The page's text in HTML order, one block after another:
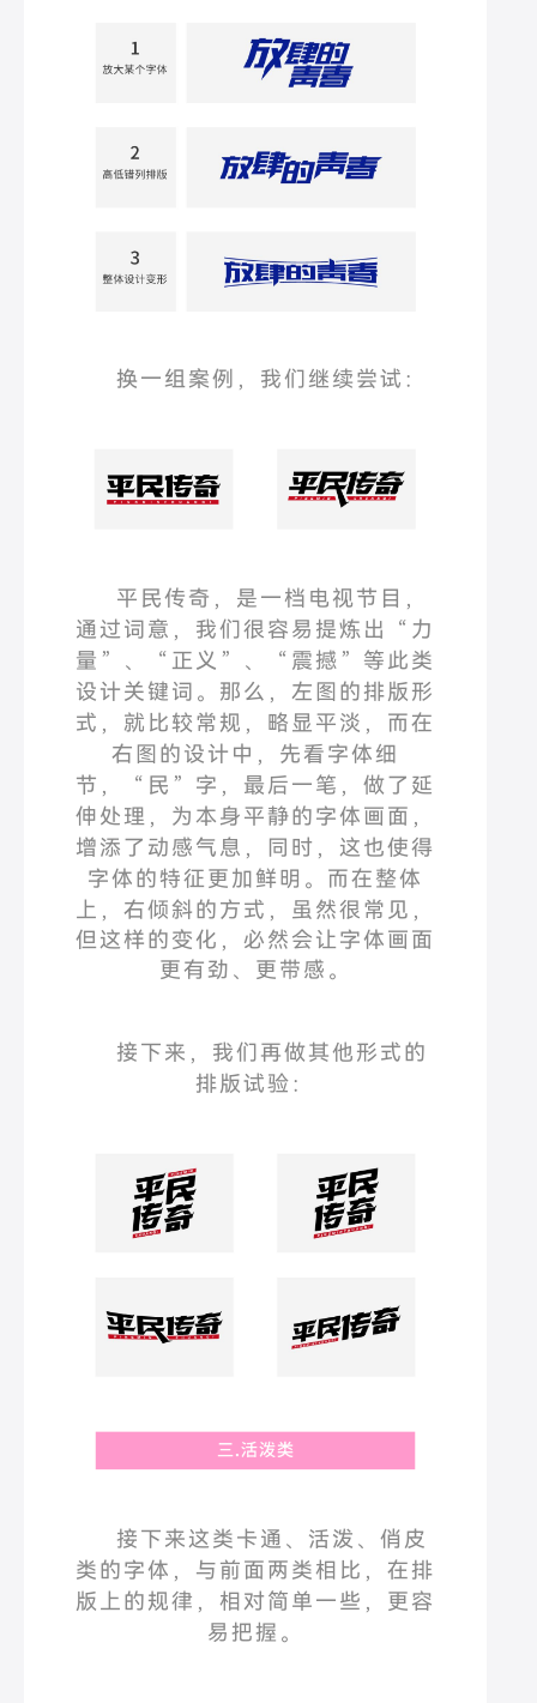
换一组案例，我们继续尝试：
平民传奇，是一档电视节目，
通过词意，我们很容易提炼出
“ 力
量 ” 、 “ 正义 ” 、 “ 震撼 ” 等此类
设计关键词。 那么，左图的排版形
式，就比较常规，略显平淡，而在
右图的设计中，先看字体细
节，
“ 民 ” 字，最后一笔，做了延
伸处理，为本身平静的字体画面，
增添了动感气息，同时，这也使得
字体的特征更加鲜明。 而在整体
上，右倾斜的方式，虽然很常见，
但这样的变化，必然会让字体画面
更有劲、更带感。
接下来，我们再做其他形式的
排版试验：
接下来这类卡通、活泼、俏皮
类的字体，与前面两类相比，在排
版上的规律，相对简单一些，更容
易把握。